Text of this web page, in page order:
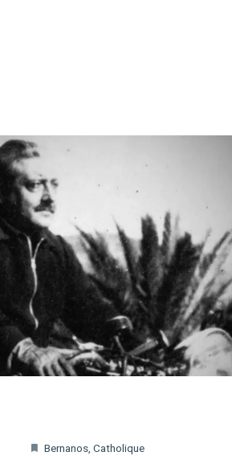
Bernanos, Catholique